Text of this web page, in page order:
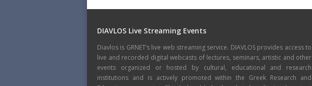
DIAVLOS Live Streaming Events
Diavlos is GRNET’s live web streaming service. DIAVLOS provides access to
live and recorded digital webcasts of lectures, seminars, artistic and other
events organized or hosted by cultural, educational and research
institutions and is actively promoted within the Greek Research and